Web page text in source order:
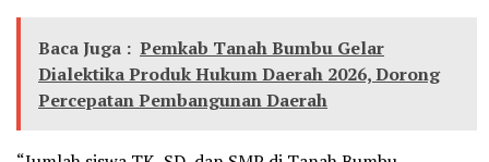
Baca Juga : Pemkab Tanah Bumbu Gelar
Dialektika Produk Hukum Daerah 2026, Dorong
Percepatan Pembangunan Daerah